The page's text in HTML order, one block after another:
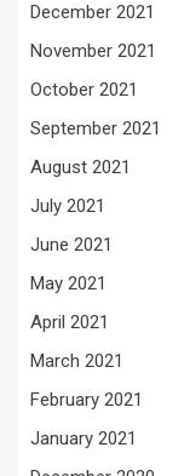
December 2021
November 2021
October 2021
September 2021
August 2021
July 2021
June 2021
May 2021
April 2021
March 2021
February 2021
January 2021